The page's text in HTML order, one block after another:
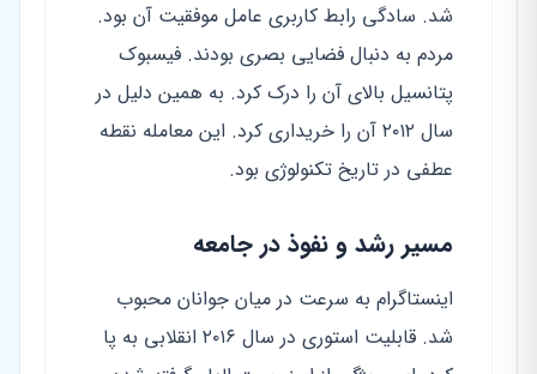
شد. سادگی رابط کاربری عامل موفقیت آن بود.
مردم به دنبال فضایی بصری بودند. فیسبوک
پتانسیل بالای آن را درک کرد. به همین دلیل در
سال ۲۰۱۲ آن را خریداری کرد. این معامله نقطه
عطفی در تاریخ تکنولوژی بود.
مسیر رشد و نفوذ در جامعه
اینستاگرام به سرعت در میان جوانان محبوب
شد. قابلیت استوری در سال ۲۰۱۶ انقلابی به پا